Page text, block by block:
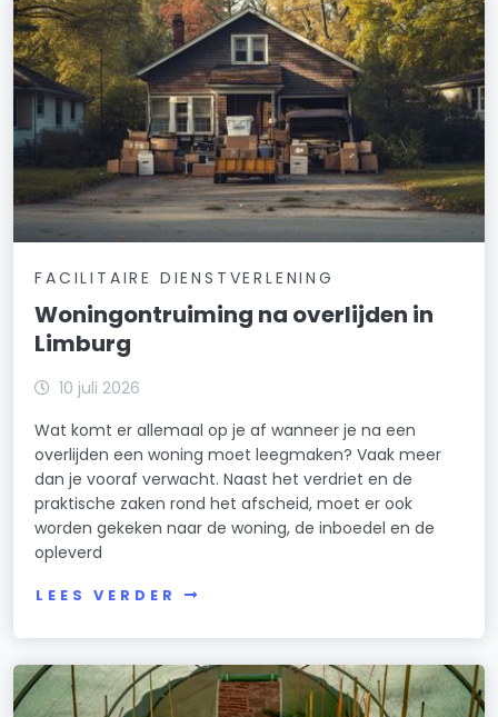
FACILITAIRE DIENSTVERLENING
Woningontruiming na overlijden in
Limburg
10 juli 2026
Wat komt er allemaal op je af wanneer je na een
overlijden een woning moet leegmaken? Vaak meer
dan je vooraf verwacht. Naast het verdriet en de
praktische zaken rond het afscheid, moet er ook
worden gekeken naar de woning, de inboedel en de
opleverd
LEES VERDER